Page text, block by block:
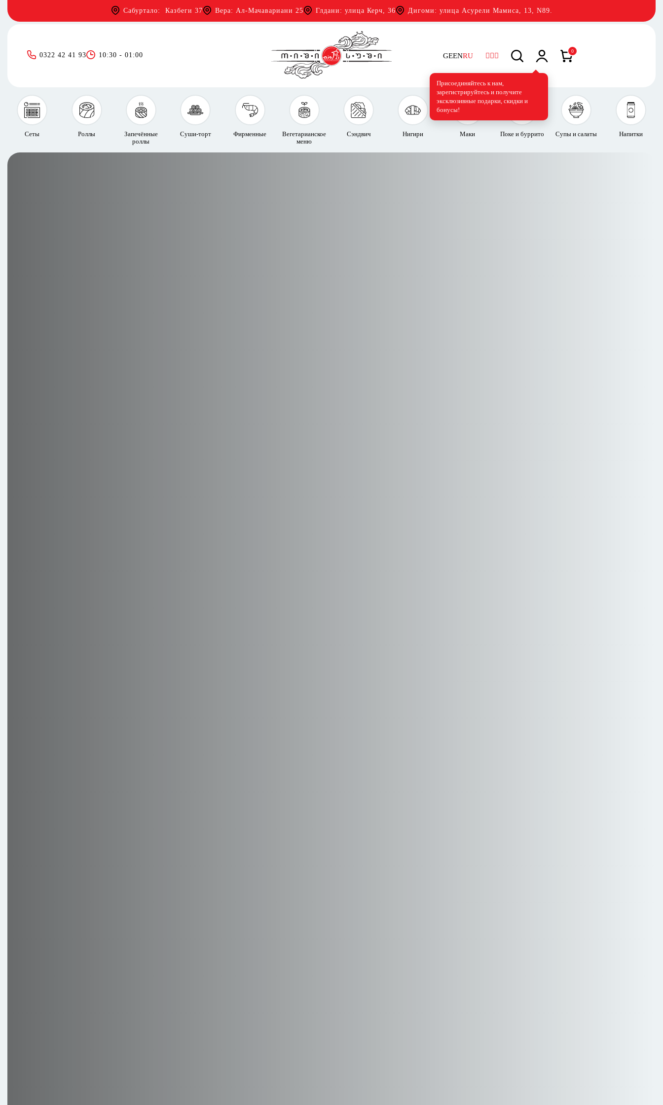
Сабуртало: Казбеги 37 Вера: Ал-Мачавариани 25 Глдани: улица Керч, 36 Дигоми: улица Асурели Мамиса, 13, N89.
0322 42 41 93 10:30 - 01:00 GEENRU
Присоединяйтесь к нам,
зарегистрируйтесь и получите
эксклюзивные подарки, скидки и
бонусы!
0
Сеты Роллы
Запечённые
роллы
Суши-торт Фирменные
Вегетарианское
меню
Сэндвич Нигири Маки Поке и буррито Супы и салаты Напитки